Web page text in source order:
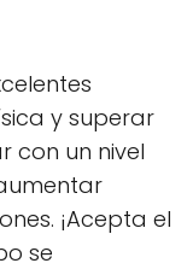
y superar
con un nivel
¡Acepta el
se